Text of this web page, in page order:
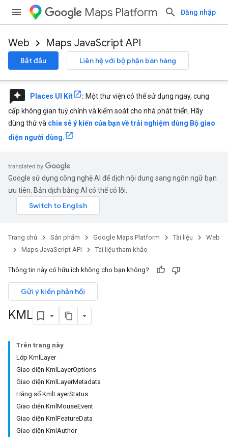
Maps Platform Đăng nhập
Web Maps JavaScript API
Bắt đầu Liên hệ với bộ phận bán hàng
reviews Places UI Kit : Một thư viện có thể sử dụng ngay, cung
cấp không gian tuỳ chỉnh và kiểm soát cho nhà phát triển. Hãy
dùng thử và chia sẻ ý kiến của bạn về trải nghiệm dùng Bộ giao
diện người dùng.
Google sử dụng công nghệ AI để dịch nội dung sang ngôn ngữ bạn
ưu tiên. Bản dịch bằng AI có thể có lỗi.
Trang chủ Sản phẩm Google Maps Platform Tài liệu
Web
Maps JavaScript API
Tài liệu tham khảo
Thông tin này có hữu ích không cho bạn không?
Gửi ý kiến phản hồi
KML
Trên trang này
Lớp KmlLayer
Giao diện KmlLayerOptions
Giao diện KmlLayerMetadata
Hằng số KmlLayerStatus
Giao diện KmlMouseEvent
Giao diện KmlFeatureData
Giao diện KmlAuthor